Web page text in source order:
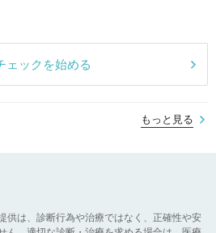
ェックを始める
もっと見る
供は、診断行為や治療ではなく、正確性や安